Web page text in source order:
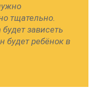
тщательно.
будет зависеть
будет ребёнок в